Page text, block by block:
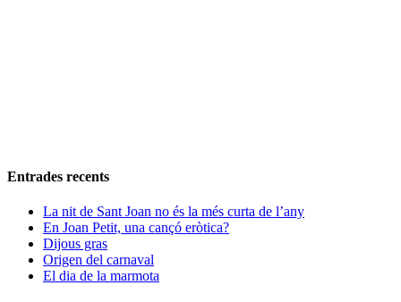
Entrades recents
La nit de Sant Joan no és la més curta de l’any
En Joan Petit, una cançó eròtica?
Dijous gras
Origen del carnaval
El dia de la marmota